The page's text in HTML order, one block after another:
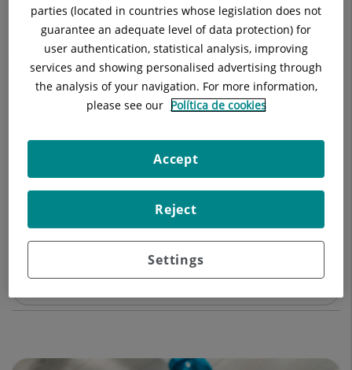
Descripció Equip Mèdic Malalties
Cap de Servei
Teresa Grau Ibáñez
Anàlisis Clíniques i bioquímica clínica
parties (located in countries whose legislation does not
guarantee an adequate level of data protection) for
user authentication, statistical analysis, improving
services and showing personalised advertising through
the analysis of your navigation. For more information,
please see our Política de cookies
Settings
Reject
Accept